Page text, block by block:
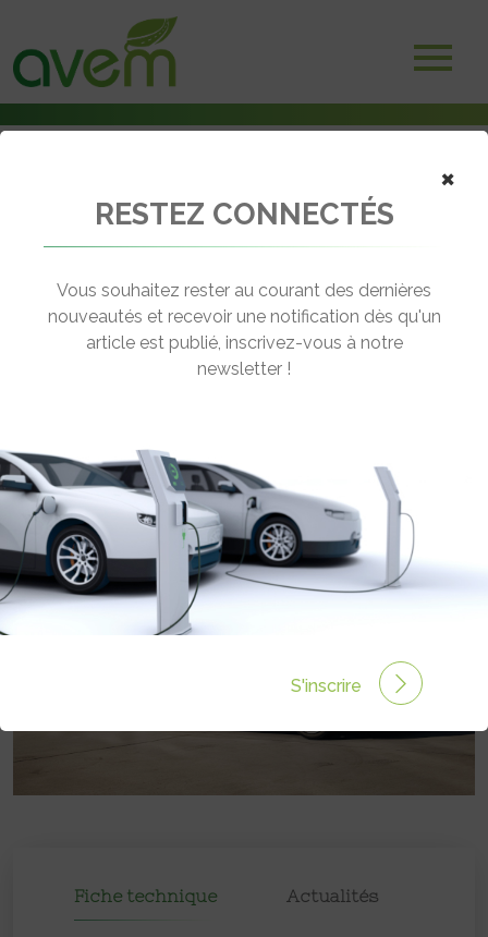
Voitures électriques
MERCEDES CLASSE S 560 E
[wppr_avg_rating id="41451"]
Prix :€
Fiche technique Actualités
×
RESTEZ CONNECTÉS
Vous souhaitez rester au courant des dernières
nouveautés et recevoir une notification dès qu'un
article est publié, inscrivez-vous à notre
newsletter !
S'inscrire